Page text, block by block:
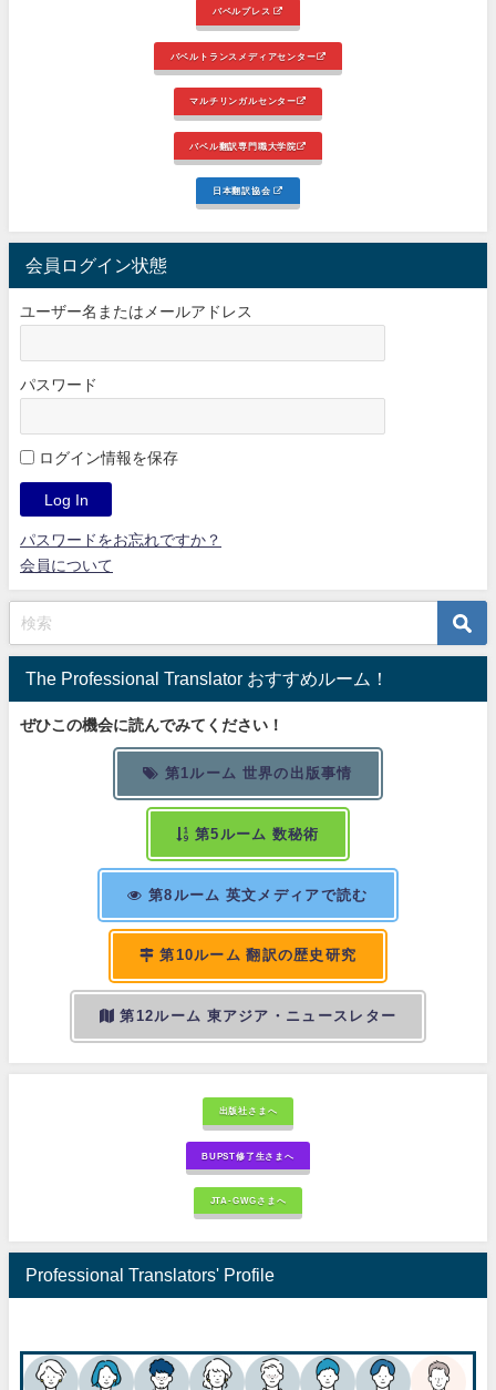
バベルプレス
バベルトランスメディアセンター
マルチリンガルセンター
バベル翻訳専門職大学院
日本翻訳協会
会員ログイン状態
ユーザー名またはメールアドレス
パスワード
ログイン情報を保存
パスワードをお忘れですか？
会員について
The Professional Translator おすすめルーム！
ぜひこの機会に読んでみてください！
第1ルーム 世界の出版事情
第5ルーム 数秘術
第8ルーム 英文メディアで読む
第10ルーム 翻訳の歴史研究
第12ルーム 東アジア・ニュースレター
出版社さまへ
BUPST修了生さまへ
JTA-GWGさまへ
Professional Translators' Profile